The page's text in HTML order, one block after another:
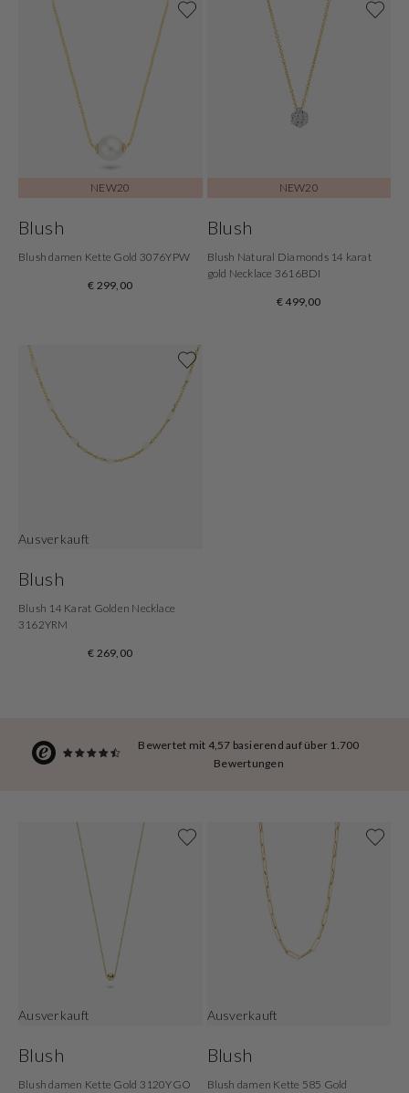
Bewertet mit 4,57 basierend auf über 1.700
Bewertungen
NEW20
Blush
Blush damen Kette Gold 3076YPW
€ 299,00
NEW20
Blush
Blush Natural Diamonds 14 karat
gold Necklace 3616BDI
€ 499,00
Ausverkauft
Blush
Blush 14 Karat Golden Necklace
3162YRM
€ 269,00
Ausverkauft
Blush
Blush damen Kette Gold 3120YGO
Ausverkauft
Blush
Blush damen Kette 585 Gold